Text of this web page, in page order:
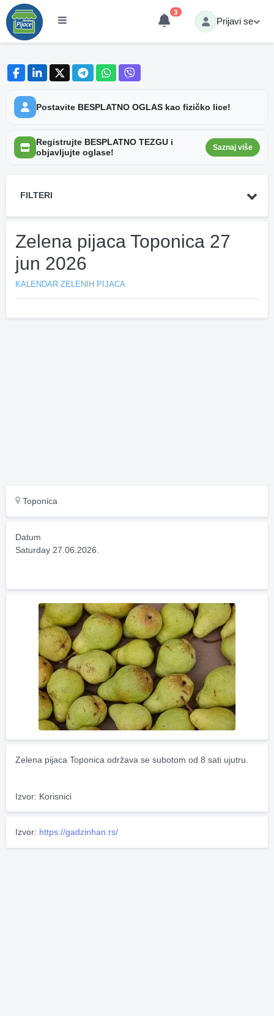
3
Prijavi se
Postavite BESPLATNO OGLAS kao fizičko lice!
Registrujte BESPLATNO TEZGU i
objavljujte oglase!
Saznaj više
FILTERI
Zelena pijaca Toponica 27
jun 2026
KALENDAR ZELENIH PIJACA
Toponica
Datum
Saturday 27.06.2026.
Zelena pijaca Toponica održava se subotom od 8 sati ujutru.
Izvor: Korisnici
Izvor: https://gadzinhan.rs/